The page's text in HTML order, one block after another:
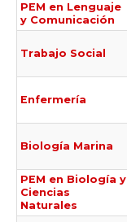
PEM en Lenguaje
y Comunicación
Trabajo Social
Enfermería
Biología Marina
PEM en Biología y
Ciencias
Naturales